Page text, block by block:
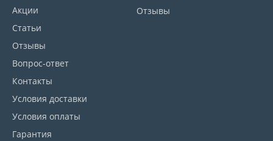
Акции
Статьи
Отзывы
Вопрос-ответ
Контакты
Условия доставки
Условия оплаты
Гарантия
Отзывы